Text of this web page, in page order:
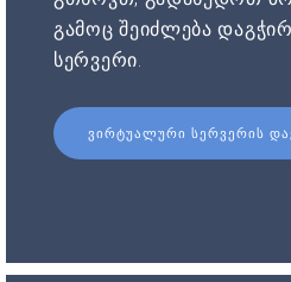
გამოც შეიძლება
სერვერი.
ᲕᲘᲠᲢᲣᲐᲚᲣᲠᲘ ᲡᲔᲠᲕᲔᲠᲘᲡ